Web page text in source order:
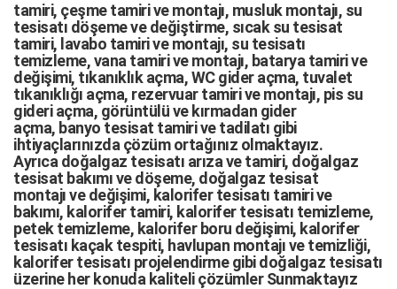
tamiri, çeşme tamirivemontajı, musluk montajı, su
tesisatı döşemeve değiştirme, sıcak su tesisat
tamiri, lavabo tamirivemontajı, su tesisatı
temizleme,vana tamirivemontajı, batarya tamirive
değişimi, tıkanıklık açma,WC gider açma, tuvalet
tıkanıklığı açma, rezervuar tamirive montajı, pis su
gideri açma, görüntülü ve kırmadan gider
açma, banyo tesisat tamirivetadilatı gibi
ihtiyaçlarınızda çözüm ortağınız olmaktayız.
Ayrıca doğalgaz tesisatı arızave tamiri, doğalgaz
tesisat bakımıve döşeme, doğalgaz tesisat
montajıve değişimi, kalorifer tesisatı tamiri ve
bakımı, kalorifer tamiri, kalorifer tesisatı temizleme,
petek temizleme, kalorifer boru değişimi, kalorifer
tesisatı kaçak tespiti, havlupan montajı ve temizliği,
kalorifer tesisatı projelendirme gibi d oğalgaz tesisatı
üzerine her konuda kaliteli çözümler Sunmaktayız